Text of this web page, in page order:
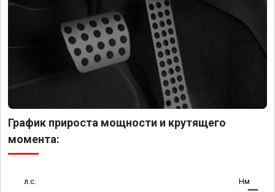
График прироста мощности и крутящего
момента:
л.с. Нм